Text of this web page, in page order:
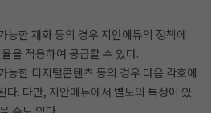
한 재화 등의 경우 지안에듀의 정책에
을 적용하여 공급할 수 있다.
한 디지털콘텐츠 등의 경우 다음 각호에
다. 다만, 지안에듀에서 별도의 특정이 있